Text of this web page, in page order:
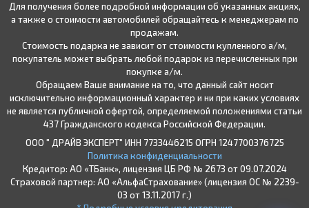
Для получения более подробной информации об указанных акциях,
а также о стоимости автомобилей обращайтесь к менеджерам по
продажам.
Стоимость подарка не зависит от стоимости купленного а/м,
покупатель может выбрать любой подарок из перечисленных при
покупке а/м.
Обращаем Ваше внимание на то, что данный сайт носит
исключительно информационный характер и ни при каких условиях
не является публичной офертой, определяемой положениями статьи
437 Гражданского кодекса Российской Федерации.
ООО " ДРАЙВ ЭКСПЕРТ" ИНН 7733446215 ОГРН 1247700376725
Политика конфиденциальности
Кредитор: АО «ТБанк», лицензия ЦБ РФ № 2673 от 09.07.2024
Страховой партнер: АО «АльфаСтрахование» (лицензия ОС № 2239-
03 от 13.11.2017 г.)